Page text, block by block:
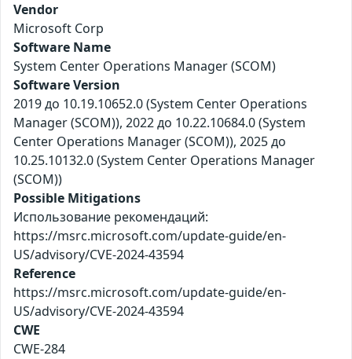
Vendor
Microsoft Corp
Software Name
System Center Operations Manager (SCOM)
Software Version
2019 до 10.19.10652.0 (System Center Operations
Manager (SCOM)), 2022 до 10.22.10684.0 (System
Center Operations Manager (SCOM)), 2025 до
10.25.10132.0 (System Center Operations Manager
(SCOM))
Possible Mitigations
Использование рекомендаций:
https://msrc.microsoft.com/update-guide/en-
US/advisory/CVE-2024-43594
Reference
https://msrc.microsoft.com/update-guide/en-
US/advisory/CVE-2024-43594
CWE
CWE-284